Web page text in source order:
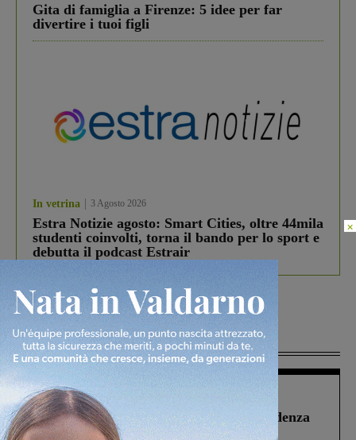
Gita di famiglia a Firenze: 5 idee per far
divertire i tuoi figli
In vetrina 3 Agosto 2026
Estra Notizie agosto: Smart Cities, oltre 44mila
studenti coinvolti, torna il bando per lo sport e
debutta il podcast Estrair
Più lette
Figline Incisa Valdarno 1 Agosto 2026
Piscina di Figline finanziata oltre la scadenza
Pnrr, il gruppo di Fratelli d’Italia: “Un
×